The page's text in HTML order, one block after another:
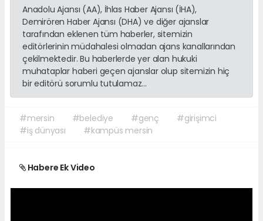
Anadolu Ajansı (AA), İhlas Haber Ajansı (İHA),
Demirören Haber Ajansı (DHA) ve diğer ajanslar
tarafından eklenen tüm haberler, sitemizin
editörlerinin müdahalesi olmadan ajans kanallarından
çekilmektedir. Bu haberlerde yer alan hukuki
muhataplar haberi geçen ajanslar olup sitemizin hiç
bir editörü sorumlu tutulamaz...
#mersin #belediye #genç
#girişimci
#iş dünyası
#kampüs mersin
Habere Ek Video